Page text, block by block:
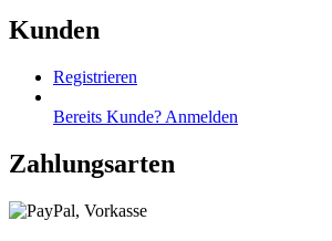
Kunden
Registrieren
Bereits Kunde? Anmelden
Zahlungsarten